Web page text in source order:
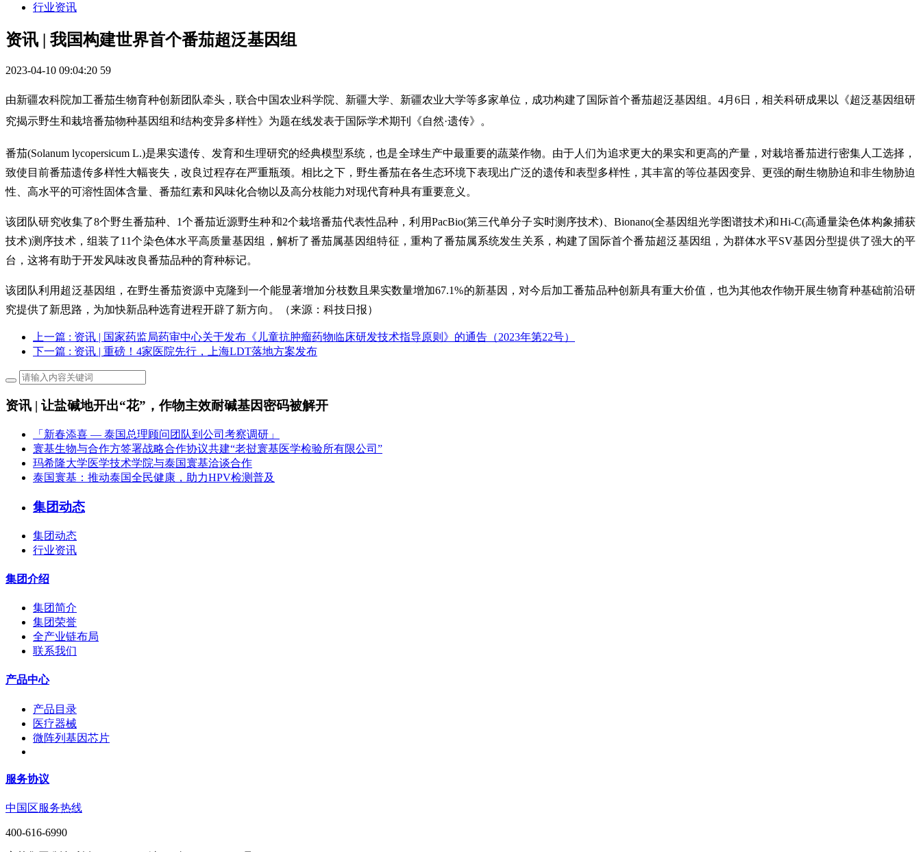
行业资讯
资讯 | 我国构建世界首个番茄超泛基因组
2023-04-10 09:04:20 59
由新疆农科院加工番茄生物育种创新团队牵头，联合中国农业科学院、新疆大学、新疆农业大学等多家单位，成功构建了国际首个番茄超泛基因组。4月6日，相关科研成果以《超泛基因组研
究揭示野生和栽培番茄物种基因组和结构变异多样性》为题在线发表于国际学术期刊《自然·遗传》。
番茄(Solanum lycopersicum L.)是果实遗传、发育和生理研究的经典模型系统，也是全球生产中最重要的蔬菜作物。由于人们为追求更大的果实和更高的产量，对栽培番茄进行密集人工选择，
致使目前番茄遗传多样性大幅丧失，改良过程存在严重瓶颈。相比之下，野生番茄在各生态环境下表现出广泛的遗传和表型多样性，其丰富的等位基因变异、更强的耐生物胁迫和非生物胁迫
性、高水平的可溶性固体含量、番茄红素和风味化合物以及高分枝能力对现代育种具有重要意义。
该团队研究收集了8个野生番茄种、1个番茄近源野生种和2个栽培番茄代表性品种，利用PacBio(第三代单分子实时测序技术)、Bionano(全基因组光学图谱技术)和Hi-C(高通量染色体构象捕获
技术)测序技术，组装了11个染色体水平高质量基因组，解析了番茄属基因组特征，重构了番茄属系统发生关系，构建了国际首个番茄超泛基因组，为群体水平SV基因分型提供了强大的平
台，这将有助于开发风味改良番茄品种的育种标记。
该团队利用超泛基因组，在野生番茄资源中克隆到一个能显著增加分枝数且果实数量增加67.1%的新基因，对今后加工番茄品种创新具有重大价值，也为其他农作物开展生物育种基础前沿研
究提供了新思路，为加快新品种选育进程开辟了新方向。（来源：科技日报）
上一篇 : 资讯 | 国家药监局药审中心关于发布《儿童抗肿瘤药物临床研发技术指导原则》的通告（2023年第22号）
下一篇 : 资讯 | 重磅！4家医院先行，上海LDT落地方案发布
资讯 | 让盐碱地开出“花”，作物主效耐碱基因密码被解开
「新春添喜 — 泰国总理顾问团队到公司考察调研」
寰基生物与合作方签署战略合作协议共建“老挝寰基医学检验所有限公司”
玛希隆大学医学技术学院与泰国寰基洽谈合作
泰国寰基：推动泰国全民健康，助力HPV检测普及
集团动态
集团动态
行业资讯
集团介绍
集团简介
集团荣誉
全产业链布局
联系我们
产品中心
产品目录
医疗器械
微阵列基因芯片
服务协议
中国区服务热线
400-616-6990